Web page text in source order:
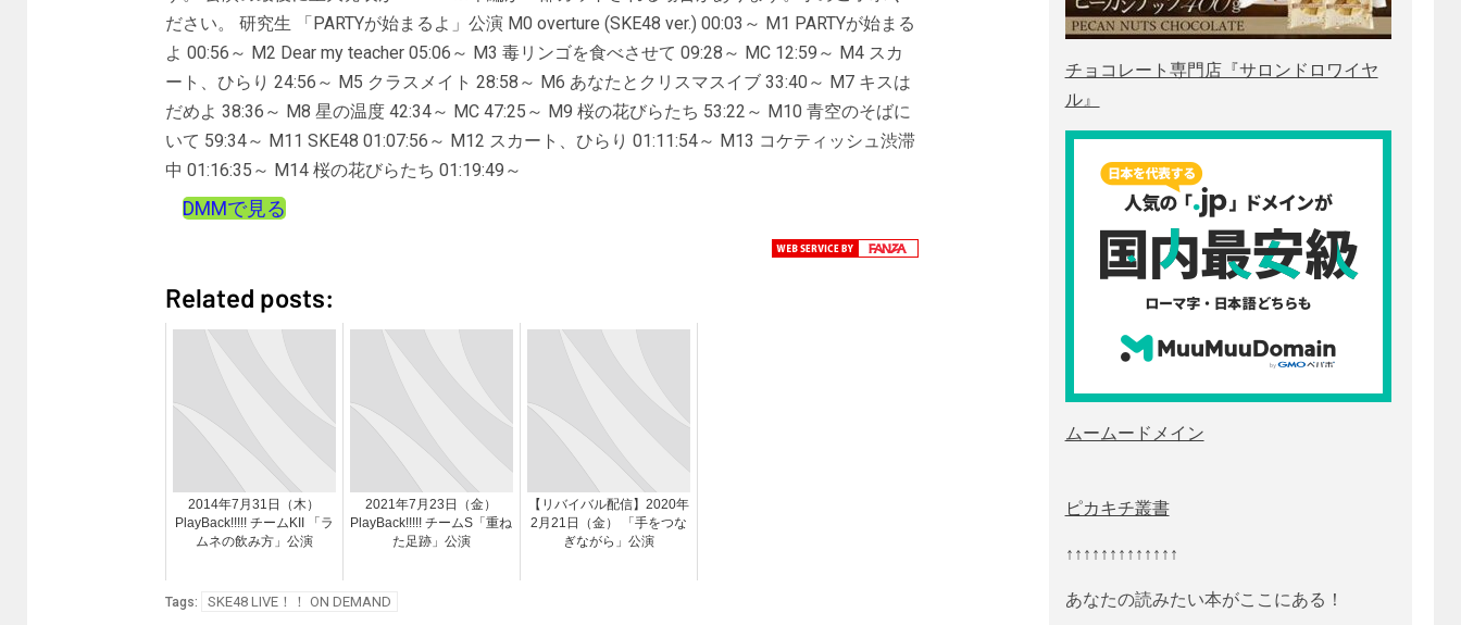
ださい。 研究生 「PARTYが始まるよ」公演 M0 overture (SKE48 ver.) 00:03～ M1 PARTYが始まる
よ 00:56～ M2 Dear my teacher 05:06～ M3 毒リンゴを食べさせて 09:28～ MC 12:59～ M4 スカ
ート、ひらり 24:56～ M5 クラスメイト 28:58～ M6 あなたとクリスマスイブ 33:40～ M7 キスは
だめよ 38:36～ M8 星の温度 42:34～ MC 47:25～ M9 桜の花びらたち 53:22～ M10 青空のそばに
いて 59:34～ M11 SKE48 01:07:56～ M12 スカート、ひらり 01:11:54～ M13 コケティッシュ渋滞
中 01:16:35～ M14 桜の花びらたち 01:19:49～
DMMで見る
Related posts:
2014年7月31日（木）
PlayBack!!!!! チームKII 「ラ
ムネの飲み方」公演
2021年7月23日（金）
PlayBack!!!!! チームS「重ね
た足跡」公演
【リバイバル配信】2020年
2月21日（金） 「手をつな
ぎながら」公演
Tags: SKE48 LIVE！！ ON DEMAND
チョコレート専門店『サロンドロワイヤ
ル』
ムームードメイン
ピカキチ叢書
↑↑↑↑↑↑↑↑↑↑↑↑↑
あなたの読みたい本がここにある！